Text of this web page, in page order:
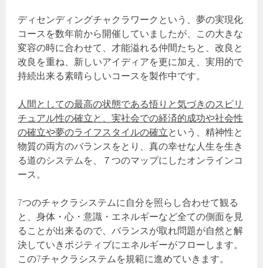
ディセンディングチャクラワークという、夢の実現化
コースを数年前から開催していましたが、この大きな
変容の時に合わせて、才能溢れる仲間たちと、改良と
改良を重ね、新しいアイディアを更に加え、実用的で
持続出来る素晴らしいコースを製作中です。
人間としての最高の状態である悟りと気づきのスピリ
チュアル性の確立と、実社会での経済的成功や社会性
の確立や夢のライフスタイルの確立という、精神性と
物質の両方のバランスをとり、真の幸せな人生を生き
る道のシステムを、７つのマップにしたオンラインコ
ース。
7つのチャクラシステムに自分を照らし合わせて観る
と、身体・心・意識・エネルギーなど全ての側面を見
ることが出来るので、バランスが取れ問題が自然と解
決していきポジティブにエネルギーがフローします。
この7チャクラシステムを規範に進めていきます。